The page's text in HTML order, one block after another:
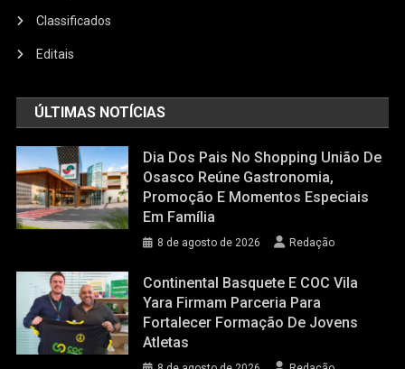
Classificados
Editais
ÚLTIMAS NOTÍCIAS
Dia Dos Pais No Shopping União De
Osasco Reúne Gastronomia,
Promoção E Momentos Especiais
Em Família
8 de agosto de 2026 Redação
Continental Basquete E COC Vila
Yara Firmam Parceria Para
Fortalecer Formação De Jovens
Atletas